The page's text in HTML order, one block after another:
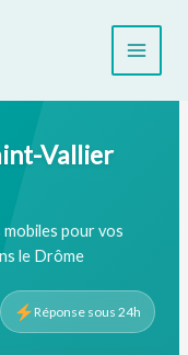
Vallier
pour vos
le Drôme
Réponse sous 24h